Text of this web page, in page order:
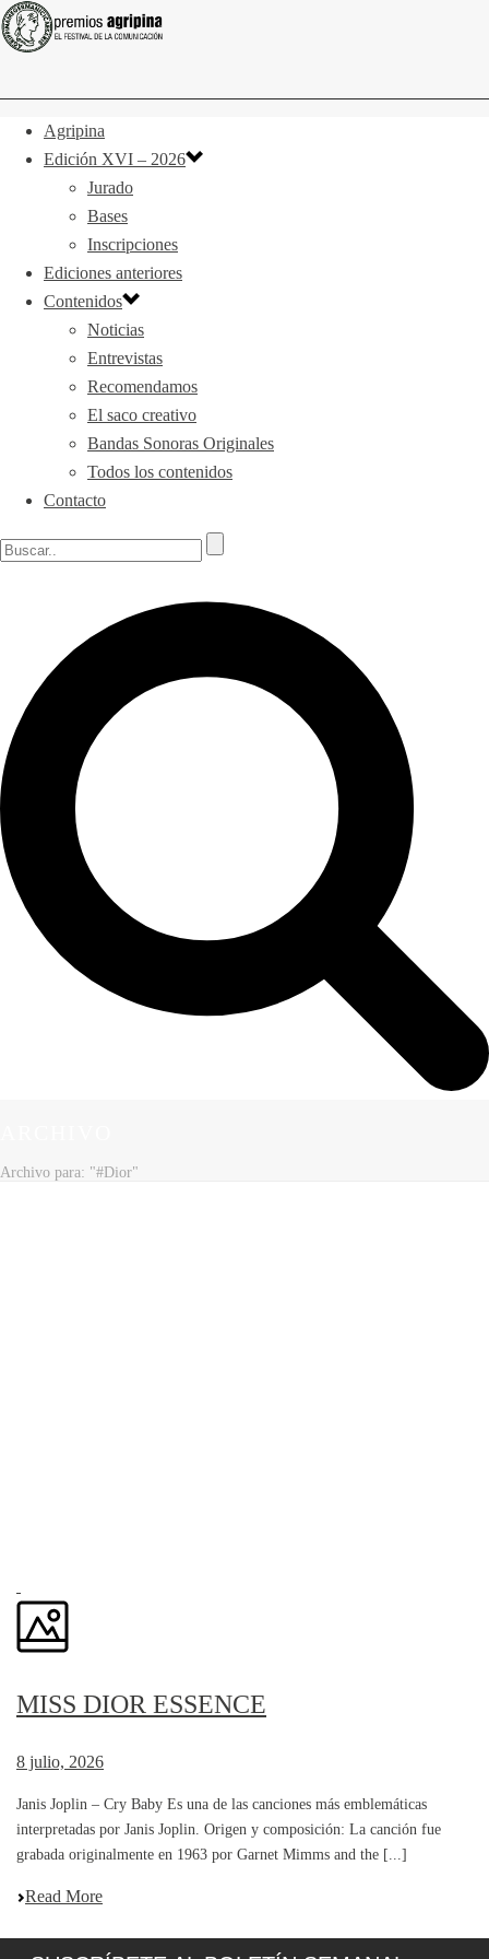
Agripina
Edición XVI – 2026
Jurado
Bases
Inscripciones
Ediciones anteriores
Contenidos
Noticias
Entrevistas
Recomendamos
El saco creativo
Bandas Sonoras Originales
Todos los contenidos
Contacto
Archivo para: "#Dior"
MISS DIOR ESSENCE
8 julio, 2026
Janis Joplin – Cry Baby Es una de las canciones más emblemáticas
interpretadas por Janis Joplin. Origen y composición: La canción fue
grabada originalmente en 1963 por Garnet Mimms and the [...]
Read More